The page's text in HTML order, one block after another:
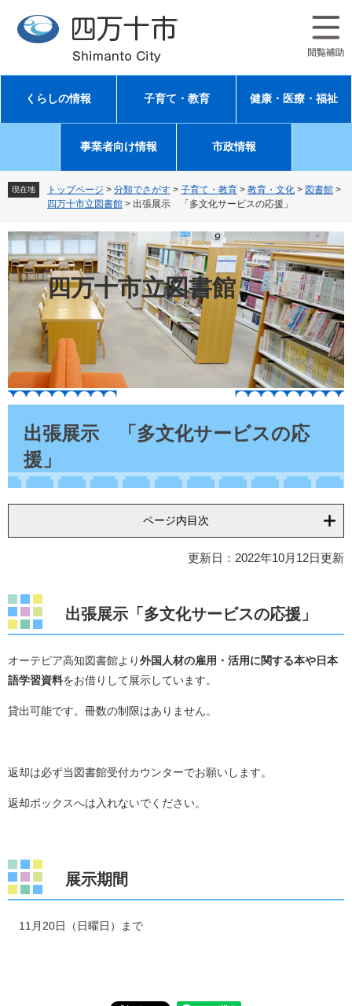
先
す
を
し
文
くらしの情報 子育て・教育 健康・医療・福祉
事業者向け情報 市政情報
現在地 トップページ > 分類でさがす > 子育て・教育 > 教育・文化 > 図書館 >
四万十市立図書館 > 出張展示 「多文化サービスの応援」
四万十市立図書館
出張展示 「多文化サービスの応
援」
ページ内目次
更新日：2022年10月12日更新
出張展示「多文化サービスの応援」
オーテピア高知図書館より外国人材の雇用・活用に関する本や日本
語学習資料をお借りして展示しています。
貸出可能です。冊数の制限はありません。
返却は必ず当図書館受付カウンターでお願いします。
返却ボックスへは入れないでください。
展示期間
11月20日（日曜日）まで